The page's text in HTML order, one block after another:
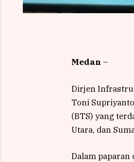
Medan –
Dirjen
Toni
(BTS) yang
Utara, dan
Dalam